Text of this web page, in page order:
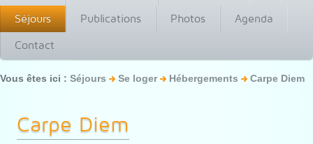
Séjours
Publications Photos
Agenda
Contact
Vous êtes ici : Séjours Se loger Hébergements Carpe Diem
Carpe Diem